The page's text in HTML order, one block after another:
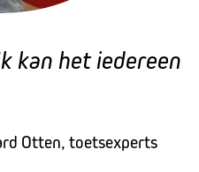
kan het iedereen
Otten, toetsexperts